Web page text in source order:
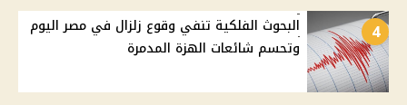
4
البحوث الفلكية تنفي وقوع زلزال في مصر اليوم
وتحسم شائعات الهزة المدمرة